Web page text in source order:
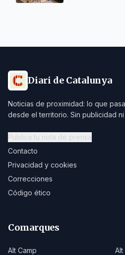
Diari de Catalunya
Noticias de proximidad: lo que
desde el territorio. Sin publicidad
Publica tu nota de prensa
Contacto
Privacidad y cookies
Correcciones
Código ético
Comarques
Alt Camp
Alt